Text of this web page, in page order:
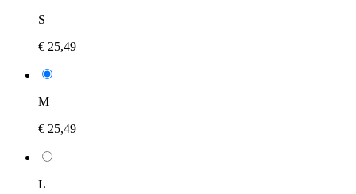
S
€ 25,49
M
€ 25,49
L